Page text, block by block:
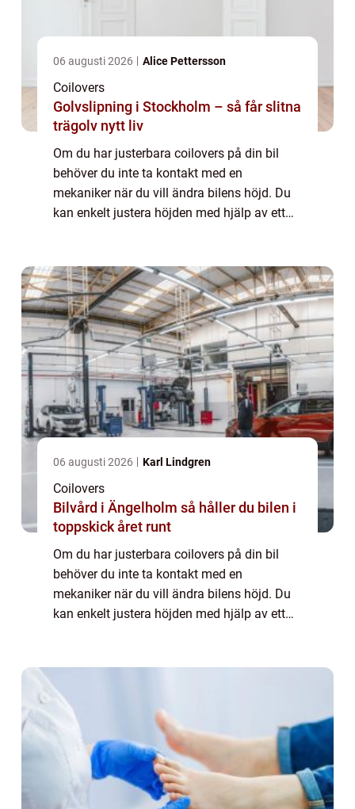
06 augusti 2026 Alice Pettersson
Coilovers
Golvslipning i Stockholm – så får slitna
trägolv nytt liv
Om du har justerbara coilovers på din bil
behöver du inte ta kontakt med en
mekaniker när du vill ändra bilens höjd. Du
kan enkelt justera höjden med hjälp av ett
06 augusti 2026 Karl Lindgren
Coilovers
Bilvård i Ängelholm så håller du bilen i
toppskick året runt
Om du har justerbara coilovers på din bil
behöver du inte ta kontakt med en
mekaniker när du vill ändra bilens höjd. Du
kan enkelt justera höjden med hjälp av ett